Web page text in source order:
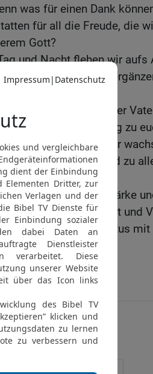
was für einen Dank
für all die Freude, die
Gott?
und Nacht flehen wir
sehen und das
Er selbst aber, Gott, unser
lenke unseren Weg zu
aber lasse der Herr
Liebe zueinander und zu
haben,
er eure Herzen stärke
vor unserem Gott und
Herrn Jesus Christus
Genfer Bibelgesellschaft
geben?